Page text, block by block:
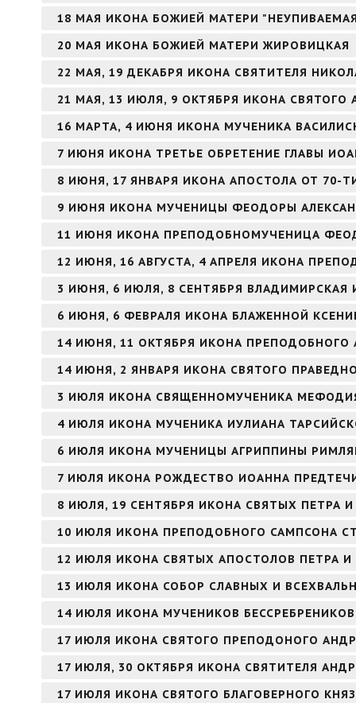
18 МАЯ ИКОНА БОЖИЕЙ МАТЕРИ
20 МАЯ ИКОНА БОЖИЕЙ МАТЕРИ ЖИРОВИЦКАЯ
22 МАЯ, 19 ДЕКАБРЯ ИКОНА СВЯТИТЕЛЯ
21 МАЯ, 13 ИЮЛЯ, 9 ОКТЯБРЯ ИКОНА
16 МАРТА, 4 ИЮНЯ ИКОНА МУЧЕНИКА
7 ИЮНЯ ИКОНА ТРЕТЬЕ ОБРЕТЕНИЕ ГЛАВЫ
8 ИЮНЯ, 17 ЯНВАРЯ ИКОНА АПОСТОЛА ОТ 70-
9 ИЮНЯ ИКОНА МУЧЕНИЦЫ ФЕОДОРЫ
11 ИЮНЯ ИКОНА ПРЕПОДОБНОМУЧЕНИЦА
12 ИЮНЯ, 16 АВГУСТА, 4 АПРЕЛЯ ИКОНА
3 ИЮНЯ, 6 ИЮЛЯ, 8 СЕНТЯБРЯ
6 ИЮНЯ, 6 ФЕВРАЛЯ ИКОНА БЛАЖЕННОЙ
14 ИЮНЯ, 11 ОКТЯБРЯ ИКОНА ПРЕПОДОБНОГО
14 ИЮНЯ, 2 ЯНВАРЯ ИКОНА СВЯТОГО
3 ИЮЛЯ ИКОНА СВЯЩЕННОМУЧЕНИКА
4 ИЮЛЯ ИКОНА МУЧЕНИКА ИУЛИАНА
6 ИЮЛЯ ИКОНА МУЧЕНИЦЫ АГРИППИНЫ
7 ИЮЛЯ ИКОНА РОЖДЕСТВО ИОАННА
8 ИЮЛЯ, 19 СЕНТЯБРЯ ИКОНА СВЯТЫХ ПЕТРА
10 ИЮЛЯ ИКОНА ПРЕПОДОБНОГО САМПСОНА
12 ИЮЛЯ ИКОНА СВЯТЫХ АПОСТОЛОВ ПЕТРА И
13 ИЮЛЯ ИКОНА СОБОР СЛАВНЫХ И
14 ИЮЛЯ ИКОНА МУЧЕНИКОВ
17 ИЮЛЯ ИКОНА СВЯТОГО ПРЕПОДОНОГО
17 ИЮЛЯ, 30 ОКТЯБРЯ ИКОНА СВЯТИТЕЛЯ
17 ИЮЛЯ ИКОНА СВЯТОГО БЛАГОВЕРНОГО